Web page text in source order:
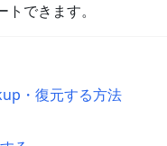
できます。
・復元する方法